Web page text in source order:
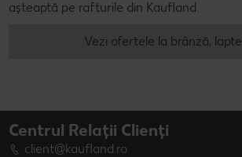
așteaptă pe rafturile din Kaufland.
Vezi ofertele la brânză,
Centrul Relații Clienți
client@kaufland.ro